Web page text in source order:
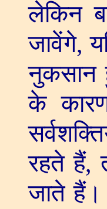
लेकिन
जावेंगे,
के
रहते हैं,
जाते हैं।